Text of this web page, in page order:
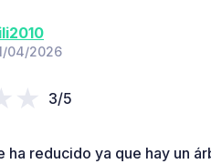
04/2026
3/5
ha reducido ya que hay un